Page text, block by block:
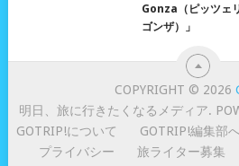
Gonza（ピッツェ
ゴンザ）」
COPYRIGHT © 2026
明日、旅に行きたくなるメディア.
GOTRIP!について
GOTRIP!編集部
プライバシー
旅ライター募集